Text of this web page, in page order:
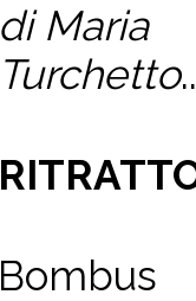
di Maria
Turchetto
Bombus